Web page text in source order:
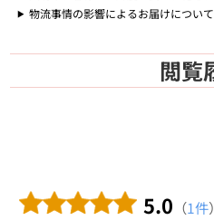
物流事情の影響によるお届けについて
閲覧
5.0 （1件）